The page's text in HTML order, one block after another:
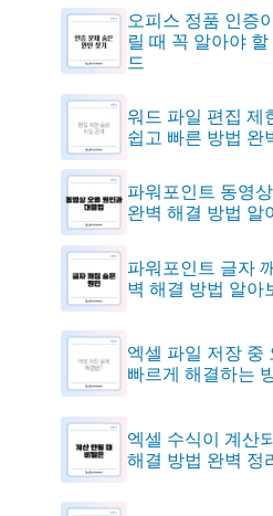
오피스 정품 인증
릴 때 꼭 알아야
드
워드 파일 편집 제
쉽고 빠른 방법 완
파워포인트 동영
완벽 해결 방법 알
파워포인트 글자
벽 해결 방법 알아
엑셀 파일 저장 중
빠르게 해결하는
엑셀 수식이 계산
해결 방법 완벽 정